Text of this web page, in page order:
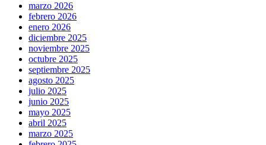
marzo 2026
febrero 2026
enero 2026
diciembre 2025
noviembre 2025
octubre 2025
septiembre 2025
agosto 2025
julio 2025
junio 2025
mayo 2025
abril 2025
marzo 2025